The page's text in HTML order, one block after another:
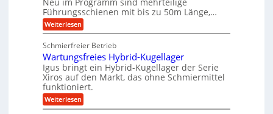
e
b
u
n
g
e
n
H
u
b
b
w
e
g
u
n
g
e
n
t
i
v
e
n
d
M
a
s
c
h
i
W
e
r
k
z
e
u
g
k
r
e
i
s
Führungsschienen mit bis zu 50m Länge,…
Weiterlesen:
K
g
e
l
s
c
h
i
e
Schmierfreier Betrieb
Wartungsfreies Hybrid-Kugellager
Igus bringt ein Hybrid-Kugellager der Serie
Xiros auf den Markt, das ohne Schmiermittel
funktioniert.
Weiterlesen:
W